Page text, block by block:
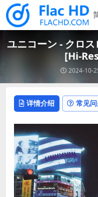
ユニコーン - クロ
[Hi-
2024-10-
详情介绍 常见